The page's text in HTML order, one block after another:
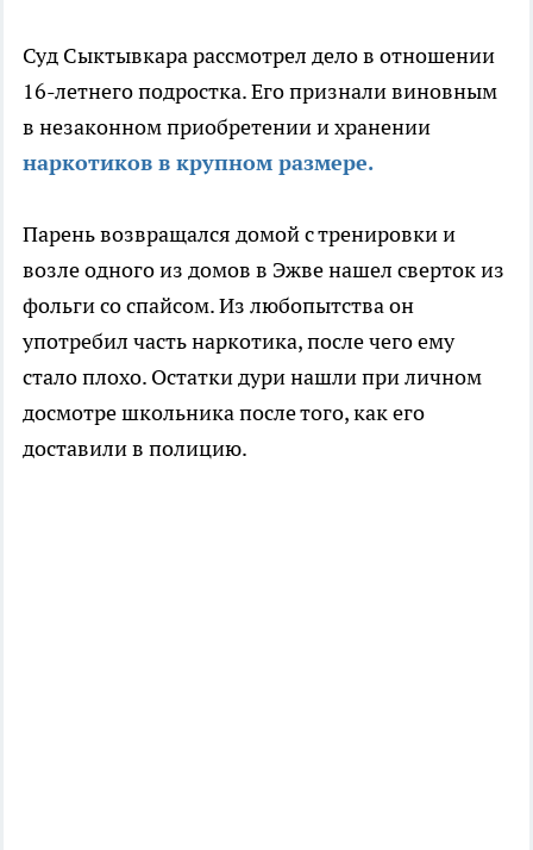
Суд Сыктывкара рассмотрел дело в отношении
16-летнего подростка. Его признали виновным
в незаконном приобретении и хранении
наркотиков в крупном размере.
Парень возвращался домой с тренировки и
возле одного из домов в Эжве нашел сверток из
фольги со спайсом. Из любопытства он
употребил часть наркотика, после чего ему
стало плохо. Остатки дури нашли при личном
досмотре школьника после того, как его
доставили в полицию.